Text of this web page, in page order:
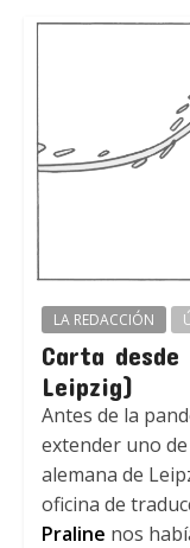
LA REDACCIÓN
Carta
Leipzig)
Antes de la
extender uno
alemana de
oficina de
Praline nos